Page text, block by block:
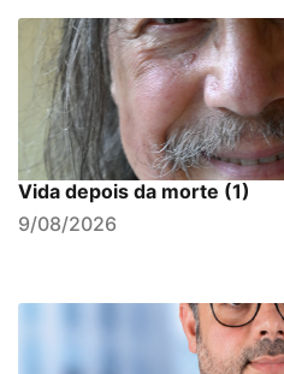
Vida depois da morte (1)
9/08/2026